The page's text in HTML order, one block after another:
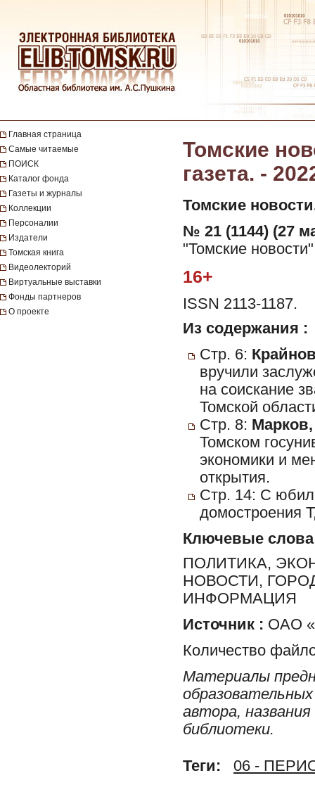
Главная страница
Самые читаемые
ПОИСК
Каталог фонда
Газеты и журналы
Коллекции
Персоналии
Издатели
Томская книга
Видеолекторий
Виртуальные выставки
Фонды партнеров
О проекте
Томские
газета. -
Томские
№ 21 (1144) (27
"Томские
16+
ISSN 2113-1187.
Из содержания :
Стр. 6:
вручили
на соискание
Томской
Стр. 8:
Томском
экономики и
открытия.
Стр. 14: С
домостроения
Ключевые слова
ПОЛИТИКА,
НОВОСТИ,
ИНФОРМАЦИЯ
Источник : ОАО
Количество
Материалы
автора,
библиотеки.
Теги: 06 -